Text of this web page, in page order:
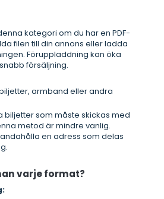
kategori om du har en PDF-
filen till din annons eller ladda
Föruppladdning kan öka
försäljning.
armband eller andra
biljetter som måste skickas med
metod är mindre vanlig.
en adress som delas
varje format?